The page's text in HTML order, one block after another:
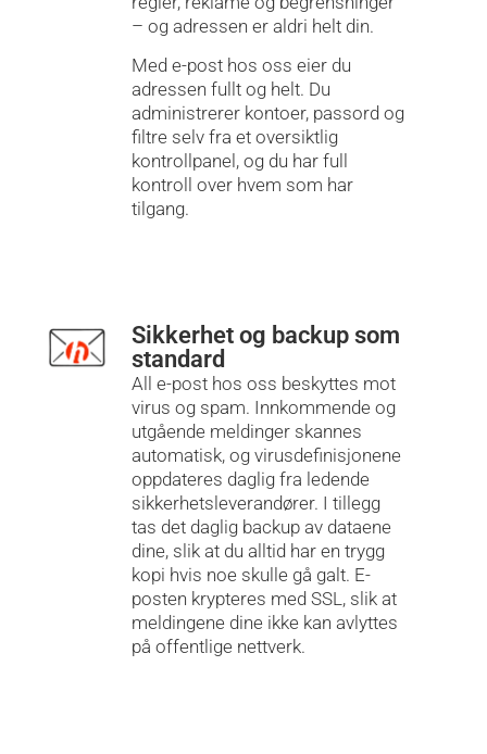
– og adressen er aldri helt din.
Med e-post hos oss eier du
adressen fullt og helt. Du
administrerer kontoer, passord og
filtre selv fra et oversiktlig
kontrollpanel, og du har full
kontroll over hvem som har
tilgang.
Sikkerhet og backup som
standard
All e-post hos oss beskyttes mot
virus og spam. Innkommende og
utgående meldinger skannes
automatisk, og virusdefinisjonene
oppdateres daglig fra ledende
sikkerhetsleverandører. I tillegg
tas det daglig backup av dataene
dine, slik at du alltid har en trygg
kopi hvis noe skulle gå galt. E-
posten krypteres med SSL, slik at
meldingene dine ikke kan avlyttes
på offentlige nettverk.